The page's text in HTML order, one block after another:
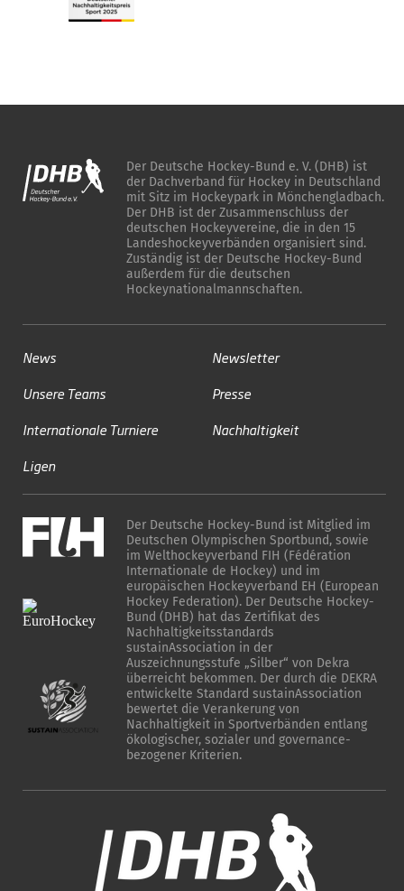
Der Deutsche Hockey-Bund e. V. (DHB) ist
der Dachverband für Hockey in Deutschland
mit Sitz im Hockeypark in Mönchengladbach.
Der DHB ist der Zusammenschluss der
deutschen Hockeyvereine, die in den 15
Landeshockeyverbänden organisiert sind.
Zuständig ist der Deutsche Hockey-Bund
außerdem für die deutschen
Hockeynationalmannschaften.
News
Unsere Teams
Internationale Turniere
Ligen
Newsletter
Presse
Nachhaltigkeit
Der Deutsche Hockey-Bund ist Mitglied im
Deutschen Olympischen Sportbund, sowie
im Welthockeyverband FIH (Fédération
Internationale de Hockey) und im
europäischen Hockeyverband EH (European
Hockey Federation). Der Deutsche Hockey-
Bund (DHB) hat das Zertifikat des
Nachhaltigkeitsstandards
sustainAssociation in der
Auszeichnungsstufe „Silber“ von Dekra
überreicht bekommen. Der durch die DEKRA
entwickelte Standard sustainAssociation
bewertet die Verankerung von
Nachhaltigkeit in Sportverbänden entlang
ökologischer, sozialer und governance-
bezogener Kriterien.